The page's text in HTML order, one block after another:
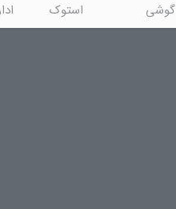
گوشی
استوک